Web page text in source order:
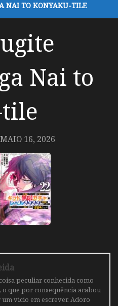
NAI TO KONYAKU-TILE
Nai to
MAIO 16, 2026
peculiar conhecida como
o que por consequência acabou
vicio em escrever. Adoro